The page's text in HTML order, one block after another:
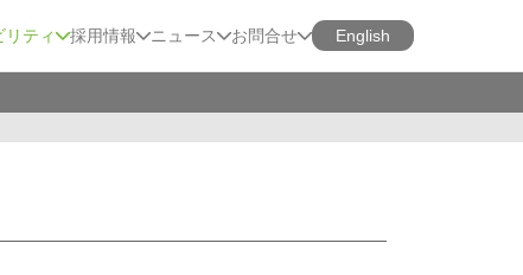
ティ 採用情報 ニュース お問合せ English